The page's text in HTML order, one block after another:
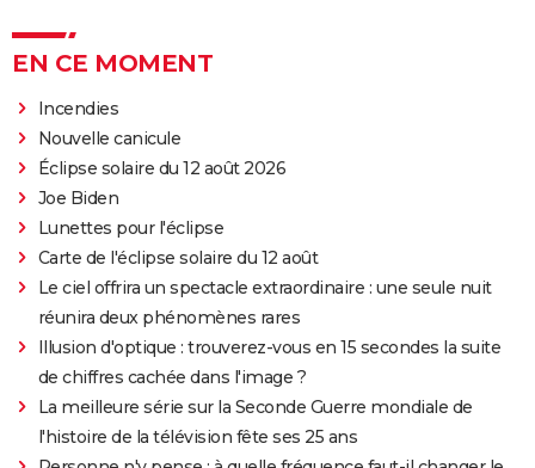
EN CE MOMENT
Incendies
Nouvelle canicule
Éclipse solaire du 12 août 2026
Joe Biden
Lunettes pour l'éclipse
Carte de l'éclipse solaire du 12 août
Le ciel offrira un spectacle extraordinaire : une seule nuit
réunira deux phénomènes rares
Illusion d'optique : trouverez-vous en 15 secondes la suite
de chiffres cachée dans l'image ?
La meilleure série sur la Seconde Guerre mondiale de
l'histoire de la télévision fête ses 25 ans